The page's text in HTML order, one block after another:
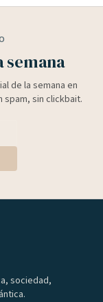
semana
de la semana en
spam, sin clickbait.
sociedad,